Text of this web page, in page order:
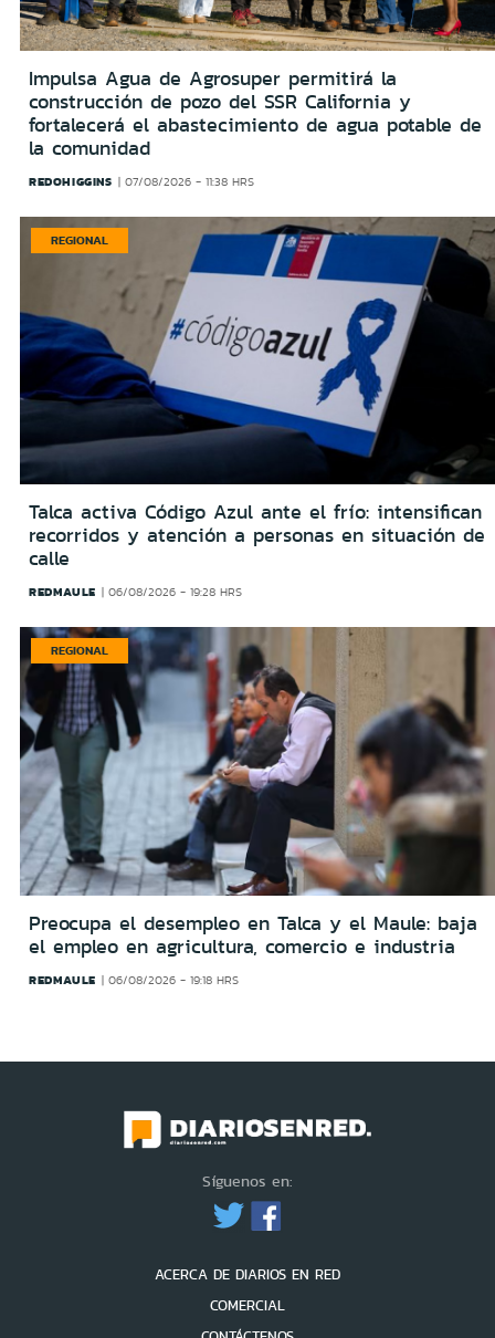
Impulsa Agua de Agrosuper permitirá la
construcción de pozo del SSR California y
fortalecerá el abastecimiento de agua potable de
la comunidad
REDOHIGGINS 07/08/2026 - 11:38 HRS
REGIONAL
Talca activa Código Azul ante el frío: intensifican
recorridos y atención a personas en situación de
calle
REDMAULE 06/08/2026 - 19:28 HRS
REGIONAL
Preocupa el desempleo en Talca y el Maule: baja
el empleo en agricultura, comercio e industria
REDMAULE 06/08/2026 - 19:18 HRS
Síguenos en:
ACERCA DE DIARIOS EN RED
COMERCIAL